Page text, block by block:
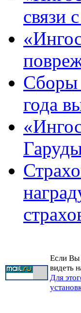
связи
Сборы
года
Если Вы
видеть
Для